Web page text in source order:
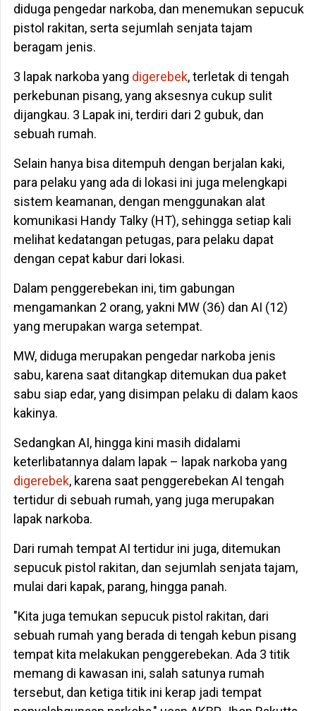
diduga pengedar narkoba, dan menemukan sepucuk
pistol rakitan, serta sejumlah senjata tajam
beragam jenis.
3 lapak narkoba yang digerebek, terletak di tengah
perkebunan pisang, yang aksesnya cukup sulit
dijangkau. 3 Lapak ini, terdiri dari 2 gubuk, dan
sebuah rumah.
Selain hanya bisa ditempuh dengan berjalan kaki,
para pelaku yang ada di lokasi ini juga melengkapi
sistem keamanan, dengan menggunakan alat
komunikasi Handy Talky (HT), sehingga setiap kali
melihat kedatangan petugas, para pelaku dapat
dengan cepat kabur dari lokasi.
Dalam penggerebekan ini, tim gabungan
mengamankan 2 orang, yakni MW (36) dan AI (12)
yang merupakan warga setempat.
MW, diduga merupakan pengedar narkoba jenis
sabu, karena saat ditangkap ditemukan dua paket
sabu siap edar, yang disimpan pelaku di dalam kaos
kakinya.
Sedangkan AI, hingga kini masih didalami
keterlibatannya dalam lapak – lapak narkoba yang
digerebek, karena saat penggerebekan AI tengah
tertidur di sebuah rumah, yang juga merupakan
lapak narkoba.
Dari rumah tempat AI tertidur ini juga, ditemukan
sepucuk pistol rakitan, dan sejumlah senjata tajam,
mulai dari kapak, parang, hingga panah.
"Kita juga temukan sepucuk pistol rakitan, dari
sebuah rumah yang berada di tengah kebun pisang
tempat kita melakukan penggerebekan. Ada 3 titik
memang di kawasan ini, salah satunya rumah
tersebut, dan ketiga titik ini kerap jadi tempat